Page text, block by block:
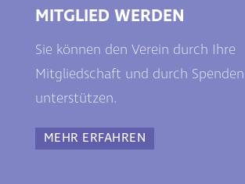
MITGLIED WERDEN
Sie können den Verein durch Ihre
Mitgliedschaft und durch Spenden
unterstützen.
MEHR ERFAHREN